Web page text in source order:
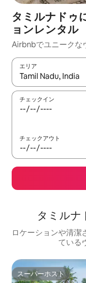
タミルナドゥ
ョンレンタル
Airbnbでユニークな
エリア
検索結果が表示され
チェックイン
チェックアウト
タミルナ
ロケーションや清潔
ている
スーパーホスト
スーパーホスト